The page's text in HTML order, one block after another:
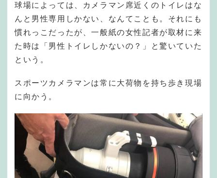
球場によっては、カメラマン席近くのトイレはな
んと男性専用しかない、なんてことも。それにも
慣れっこだったが、一般紙の女性記者が取材に来
た時は「男性トイレしかないの？」と驚いていた
という。
スポーツカメラマンは常に大荷物を持ち歩き現場
に向かう。